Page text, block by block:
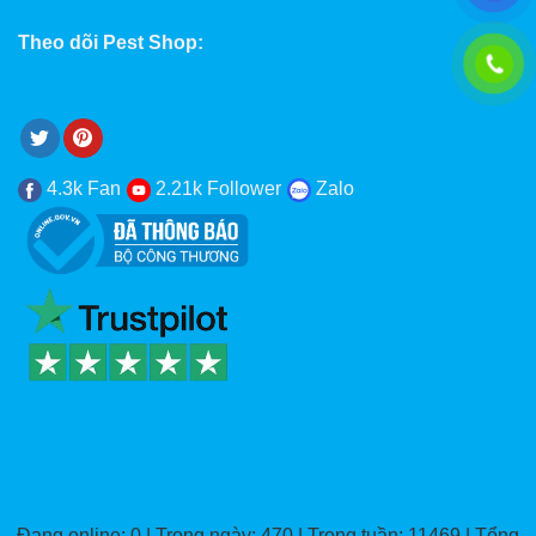
Theo dõi Pest Shop:
4.3k Fan 2.21k Follower Zalo